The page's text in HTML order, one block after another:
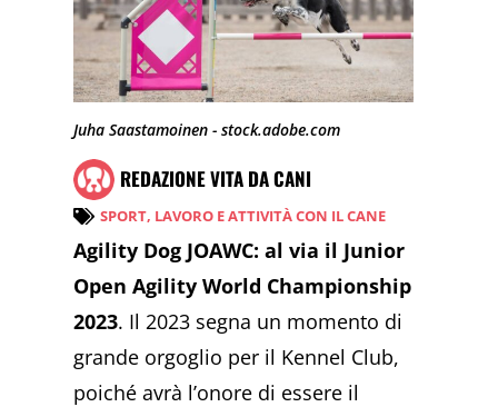
Juha Saastamoinen - stock.adobe.com
REDAZIONE VITA DA CANI
SPORT, LAVORO E ATTIVITÀ CON IL CANE
Agility Dog JOAWC: al via il Junior
Open Agility World Championship
2023. Il 2023 segna un momento di
grande orgoglio per il Kennel Club,
poiché avrà l’onore di essere il